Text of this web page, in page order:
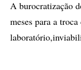
A burocratização
meses para a